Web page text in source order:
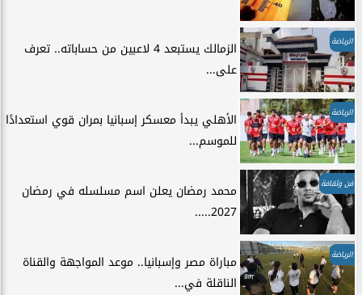
الرياضة
الزمالك يستبعد 4 لاعبين من حساباته.. تعرف
على...
الرياضة
الأهلي يبدأ معسكر إسبانيا بمران قوي استعدادًا
للموسم...
فن وثقافة
محمد رمضان يعلن اسم مسلسله في رمضان
2027.....
الرياضة
مباراة مصر وإسبانيا.. موعد المواجهة والقناة
الناقلة في...